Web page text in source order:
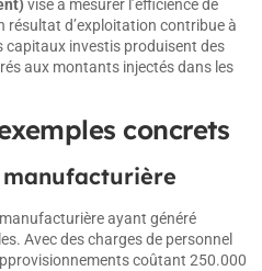
vise à mesurer l’efficience de
résultat d’exploitation contribue à
capitaux investis produisent des
aux montants injectés dans les
concrets
manufacturière
ayant généré
Avec des charges de personnel
coûtant 250.000